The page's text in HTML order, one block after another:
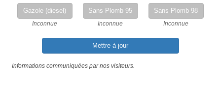
Gazole (diesel)
Inconnue
Sans Plomb 95
Inconnue
Sans Plomb 98
Inconnue
Mettre à jour
Informations communiquées par nos visiteurs.